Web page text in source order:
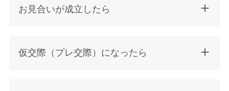
お見合いが成立したら
仮交際（プレ交際）になったら